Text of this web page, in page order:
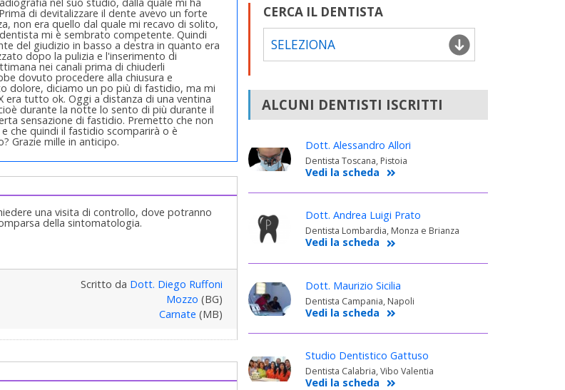
di devitalizzare il dente avevo un forte
non era quello dal quale mi recavo di solito,
mi è sembrato competente. Quindi
del giudizio in basso a destra in quanto era
dopo la pulizia e l'inserimento di
nei canali prima di chiuderli
dovuto procedere alla chiusura e
dolore, diciamo un po più di fastidio, ma mi
era tutto ok. Oggi a distanza di una ventina
durante la notte lo sento di più durante il
sensazione di fastidio. Premetto che non
che quindi il fastidio scomparirà o è
Grazie mille in anticipo.
una visita di controllo, dove potranno
della sintomatologia.
Scritto da Dott. Diego Ruffoni
Mozzo (BG)
Carnate (MB)
CERCA IL DENTISTA
SELEZIONA
ALCUNI DENTISTI ISCRITTI
Dott. Alessandro Allori
Dentista Toscana, Pistoia
Vedi la scheda
Dott. Andrea Luigi Prato
Dentista Lombardia, Monza e Brianza
Vedi la scheda
Dott. Maurizio Sicilia
Dentista Campania, Napoli
Vedi la scheda
Studio Dentistico Gattuso
Dentista Calabria, Vibo Valentia
Vedi la scheda